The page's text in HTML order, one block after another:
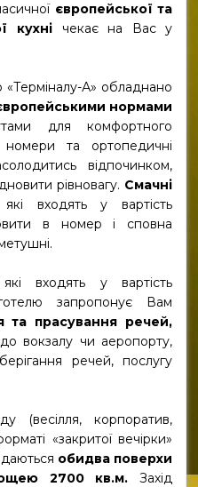
європейської та
кухнічекає на Вас у
А» обладнано
нормами
для комфортного
номери та ортопедичні
відпочинком,
рівновагу. Смачні
входять у вартість
в номер і сповна
входять у вартість
запропонує Вам
та прасування речей,
вокзалу чи аеропорту,
речей, послугу
(весілля, корпоратив,
«закритої вечірки»
обидва поверхи
2700 кв.м. Захід